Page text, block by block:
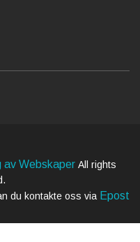
av Webskaper All rights
du kontakte oss via Epost